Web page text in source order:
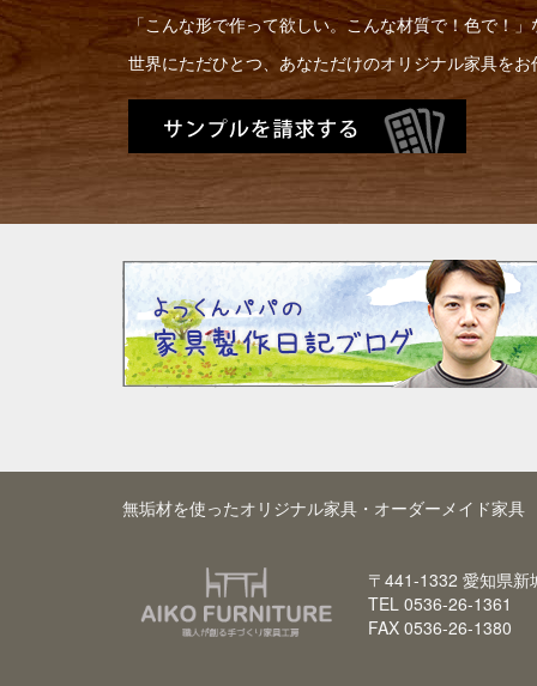
「こんな形で作って欲しい。こんな材質で！色で！
世界にただひとつ、あなただけのオリジナル家具を
無垢材を使ったオリジナル家具・オーダーメイド家
〒441-1332 愛知県
TEL 0536-26-1361
FAX 0536-26-1380